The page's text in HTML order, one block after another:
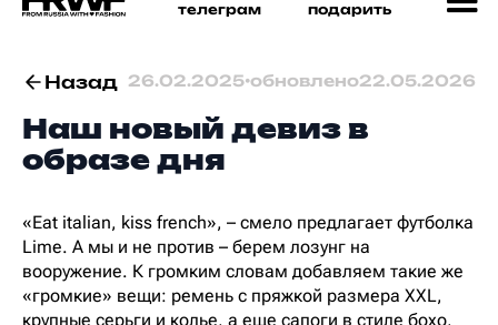
телеграм
подарить
Назад 26.02.2025•обновлено22.05.2026
Наш новый девиз в
образе дня
«Eat italian, kiss french», – смело предлагает футболка
Lime. А мы и не против – берем лозунг на
вооружение. К громким словам добавляем такие же
«громкие» вещи: ремень с пряжкой размера XXL,
крупные серьги и колье, а еще сапоги в стиле бохо,